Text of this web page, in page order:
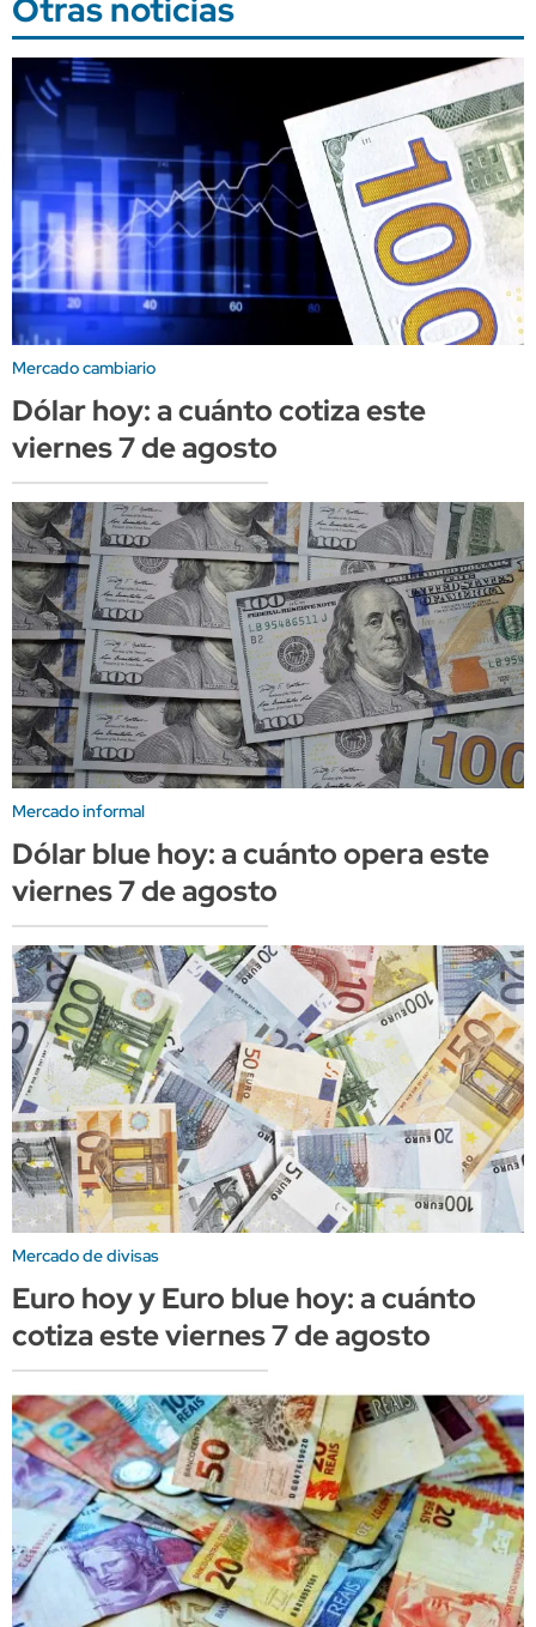
Otras noticias
Mercado cambiario
Dólar hoy: a cuánto cotiza este
viernes 7 de agosto
Mercado informal
Dólar blue hoy: a cuánto opera este
viernes 7 de agosto
Mercado de divisas
Euro hoy y Euro blue hoy: a cuánto
cotiza este viernes 7 de agosto